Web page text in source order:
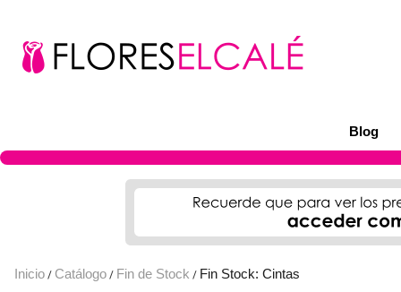
Blog
Inicio / Catálogo / Fin de Stock / Fin Stock: Cintas